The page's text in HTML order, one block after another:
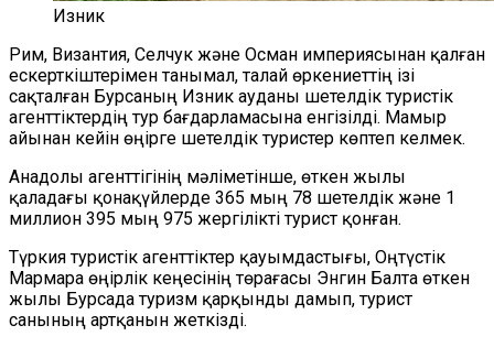
Изник
Рим, Византия, Селчук және Осман империясынан қалған
ескерткіштерімен танымал, талай өркениеттің ізі
сақталған Бурсаның Изник ауданы шетелдік туристік
агенттіктердің тур бағдарламасына енгізілді. Мамыр
айынан кейін өңірге шетелдік туристер көптеп келмек.
Анадолы агенттігінің мәліметінше, өткен жылы
қаладағы қонақүйлерде 365 мың 78 шетелдік және 1
миллион 395 мың 975 жергілікті турист қонған.
Түркия туристік агенттіктер қауымдастығы, Оңтүстік
Мармара өңірлік кеңесінің төрағасы Энгин Балта өткен
жылы Бурсада туризм қарқынды дамып, турист
санының артқанын жеткізді.